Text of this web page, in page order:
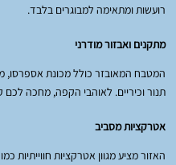
רועשות ומתאימה למבוגרים בלבד.
מתקנים ואבזור מודרני
המטבח המאובזר כולל מכונת אספרסו,
תנור וכיריים. לאוהבי הקפה, מחכה
אטרקציות מסביב
האזור מציע מגוון אטרקציות חווייתיות